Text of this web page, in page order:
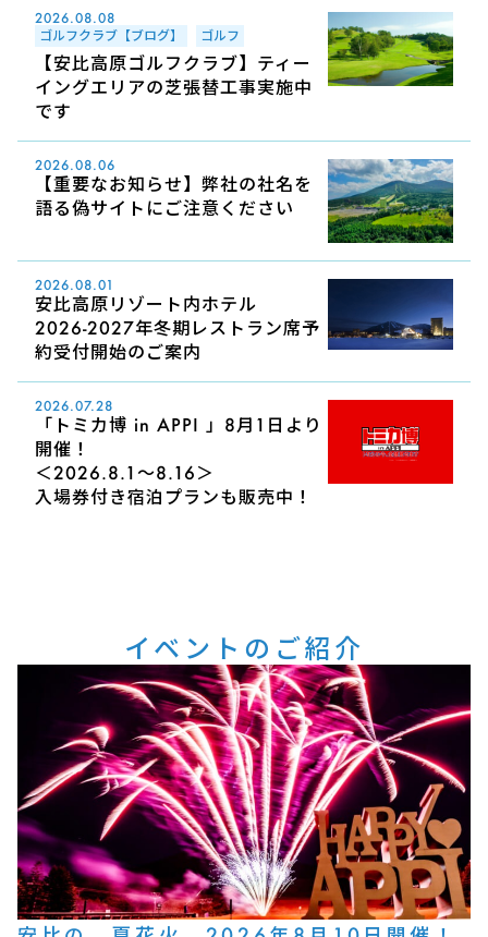
2026.08.08
ゴルフクラブ【ブログ】
ゴルフ
【安比高原ゴルフクラブ】ティー
イングエリアの芝張替工事実施中
です
2026.08.06
【重要なお知らせ】弊社の社名を
語る偽サイトにご注意ください
2026.08.01
安比高原リゾート内ホテル
2026-2027年冬期レストラン席予
約受付開始のご案内
2026.07.28
「トミカ博 in APPI 」8月1日より
開催！
＜2026.8.1～8.16＞
入場券付き宿泊プランも販売中！
イベントのご紹介